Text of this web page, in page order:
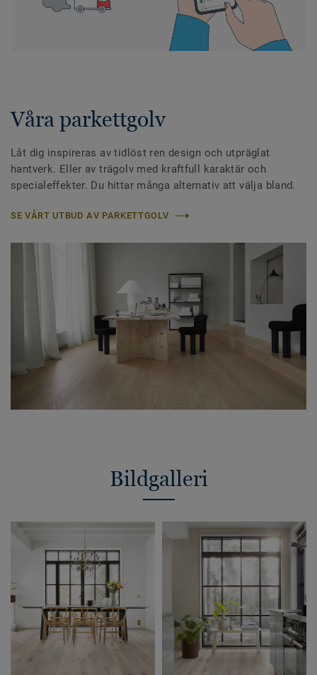
Våra parkettgolv
Låt dig inspireras av tidlöst ren design och utpräglat
hantverk. Eller av trägolv med kraftfull karaktär och
specialeffekter. Du hittar många alternativ att välja bland.
SE VÅRT UTBUD AV PARKETTGOLV
Bildgalleri